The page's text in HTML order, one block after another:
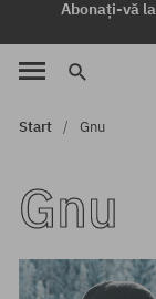
Abonați-vă
Start Gnu
Gnu